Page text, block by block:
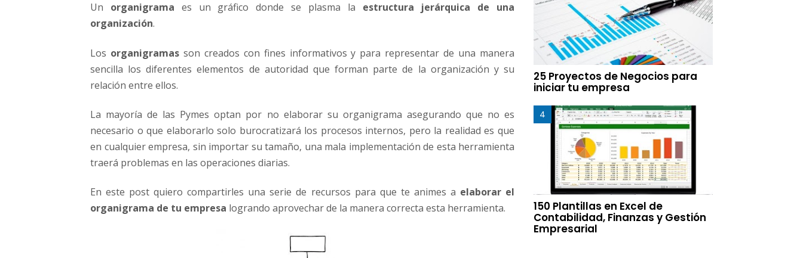
r
a
e
r
a
n
i
r
m
a
Un organigrama es un gráfico donde se plasma la estructura jerárquica de una
organización.
Los organigramasson creados con fines informativos y para representar de una manera
sencilla los diferentes elementos de autoridad que forman parte de la organización y su
relación entre ellos.
La mayoría de las Pymes optan por no elaborar su organigrama asegurando que no es
necesario o que elaborarlo solo burocratizará los procesos internos, pero la realidad es que
en cualquier empresa, sin importar su tamaño, una mala implementación de esta herramienta
traerá problemas en las operaciones diarias.
En este post quiero compartirles una serie de recursos para que te animes a elaborar el
organigrama de tu empresa logrando aprovechar de la manera correcta esta herramienta.
25 Proyectos de Negocios para
iniciar tu empresa
150 Plantillas en Excel de
Contabilidad, Finanzas y Gestión
Empresarial